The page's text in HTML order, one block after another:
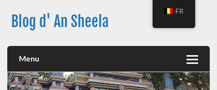
contentBlog d' An Sheela
Menu
FR